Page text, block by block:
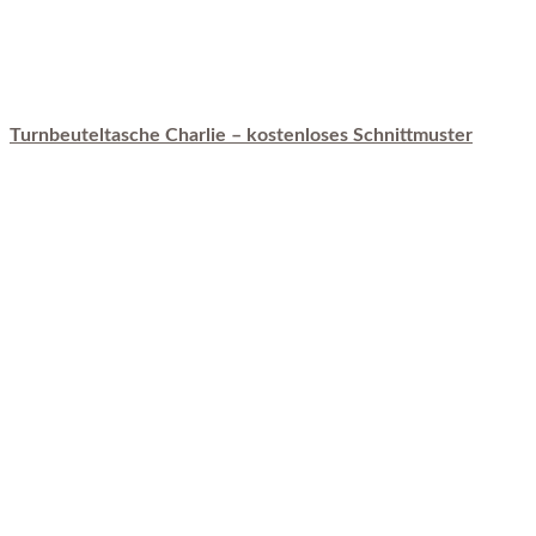
Turnbeuteltasche Charlie – kostenloses Schnittmuster